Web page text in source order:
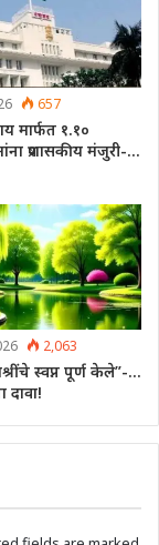
657
मार्फत १.१०
प्रशासकीय मंजुरी-…
2,063
स्वप्न पूर्ण केले”-…
दावा!